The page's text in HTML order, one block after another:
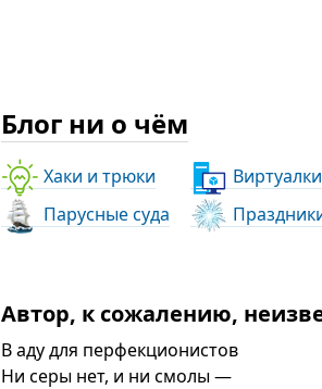
Блог ни о чём
Хаки и трюки Виртуалки
Парусные суда
Автор, к сожалению,
В аду для перфекционистов
Ни серы нет, и ни смолы —